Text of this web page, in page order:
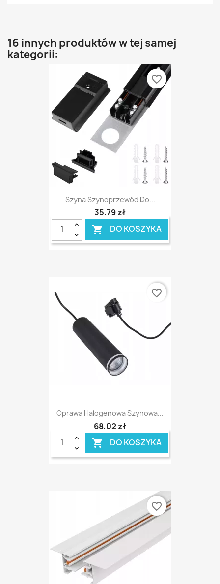
16 innych produktów w tej samej
kategorii:
Szyna Szynoprzewód Do...
35,79 zł
 DO KOSZYKA
favorite_border
Oprawa Halogenowa Szynowa...
68,02 zł
 DO KOSZYKA
favorite_border
favorite_border